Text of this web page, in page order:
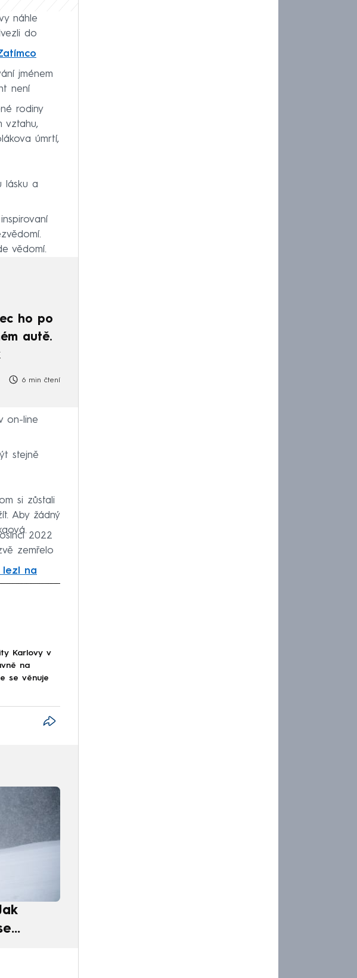
náhle
do
jménem
není
rodiny
vztahu,
úmrtí,
lásku a
vědomí.
ho po
autě.
6 min čtení
on-line
stejně
si zůstali
Aby žádný
2022
zemřelo
lezl na
Karlovy v
na
se věnuje